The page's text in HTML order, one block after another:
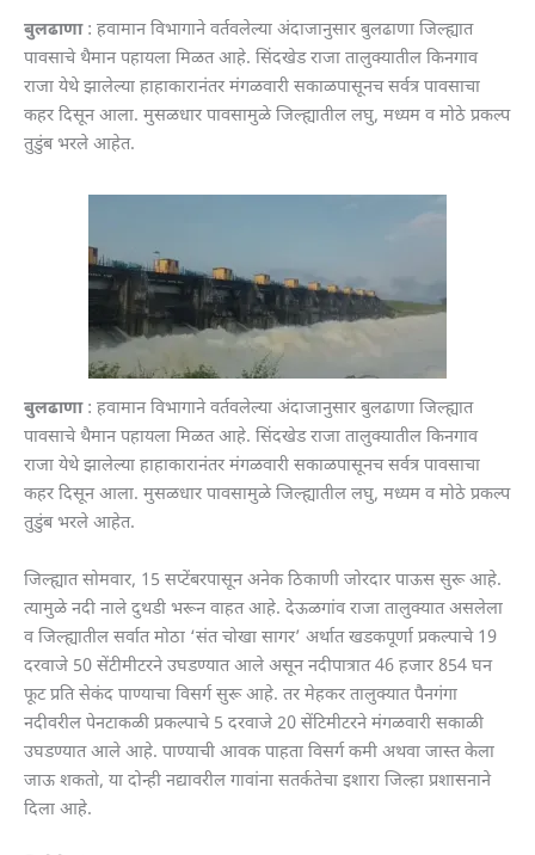
बुलढाणा: हवामान विभागाने वर्तवलेल्या अंदाजानुसार बुलढाणा जिल्ह्यात
पावसाचे थैमान पहायला मिळत आहे. सिंदखेड राजा तालुक्यातील किनगाव
राजा येथे झालेल्या हाहाकारानंतर मंगळवारी सकाळपासूनच सर्वत्र पावसाचा
कहर दिसून आला. मुसळधार पावसामुळे जिल्ह्यातील लघु, मध्यम व मोठे प्रकल्प
तुडुंब भरले आहेत.
बुलढाणा: हवामान विभागाने वर्तवलेल्या अंदाजानुसार बुलढाणा जिल्ह्यात
पावसाचे थैमान पहायला मिळत आहे. सिंदखेड राजा तालुक्यातील किनगाव
राजा येथे झालेल्या हाहाकारानंतर मंगळवारी सकाळपासूनच सर्वत्र पावसाचा
कहर दिसून आला. मुसळधार पावसामुळे जिल्ह्यातील लघु, मध्यम व मोठे प्रकल्प
तुडुंब भरले आहेत.
जिल्ह्यात सोमवार, 15 सप्टेंबरपासून अनेक ठिकाणी जोरदार पाऊस सुरू आहे.
त्यामुळे नदी नाले दुथडी भरून वाहत आहे. देऊळगांव राजा तालुक्यात असलेला
व जिल्ह्यातील सर्वात मोठा ‘संत चोखा सागर’ अर्थात खडकपूर्णा प्रकल्पाचे 19
दरवाजे 50 सेंटीमीटरने उघडण्यात आले असून नदीपात्रात 46 हजार 854 घन
फूट प्रति सेकंद पाण्याचा विसर्ग सुरू आहे. तर मेहकर तालुक्यात पैनगंगा
नदीवरील पेनटाकळी प्रकल्पाचे 5 दरवाजे 20 सेंटिमीटरने मंगळवारी सकाळी
उघडण्यात आले आहे. पाण्याची आवक पाहता विसर्ग कमी अथवा जास्त केला
जाऊ शकतो, या दोन्ही नद्यावरील गावांना सतर्कतेचा इशारा जिल्हा प्रशासनाने
दिला आहे.